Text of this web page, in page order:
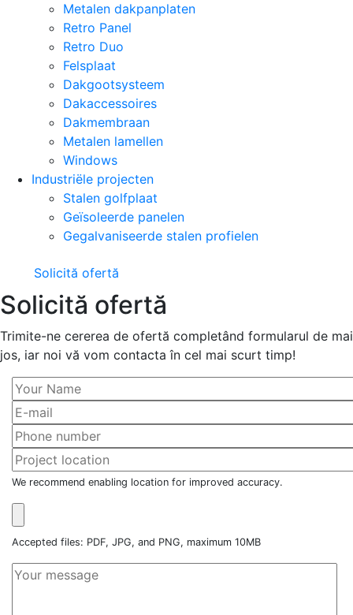
Metalen dakpanplaten
Retro Panel
Retro Duo
Felsplaat
Dakgootsysteem
Dakaccessoires
Dakmembraan
Metalen lamellen
Windows
Industriële projecten
Stalen golfplaat
Geïsoleerde panelen
Gegalvaniseerde stalen profielen
Solicită ofertă
Solicită ofertă
Trimite-ne cererea de ofertă completând formularul de mai
jos, iar noi vă vom contacta în cel mai scurt timp!
We recommend enabling location for improved accuracy.
Accepted files: PDF, JPG, and PNG, maximum 10MB